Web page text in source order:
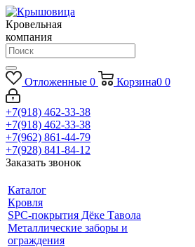
Кровельная
компания
Отложенные 0 Корзина0 0
+7(918) 462-33-38
+7(918) 462-33-38
+7(962) 861-44-79
+7(928) 841-84-12
Заказать звонок
Каталог
Кровля
SPC-покрытия Дёке Тавола
Металлические заборы и
ограждения